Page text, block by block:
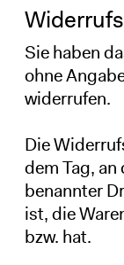
Sie haben
ohne
widerrufen.
Die
dem Tag, an
benannter
ist, die
bzw. hat.